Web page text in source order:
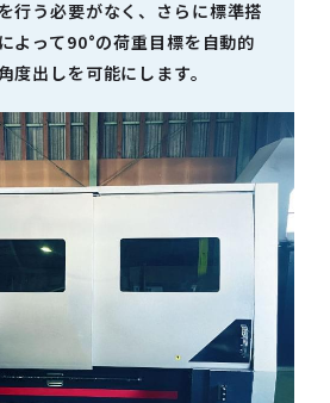
行う必要がなく、さらに標準搭
よって90°の荷重目標を自動的
度出しを可能にします。